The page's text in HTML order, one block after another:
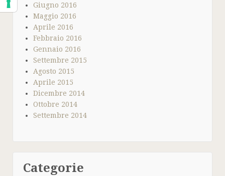
Giugno 2016
Maggio 2016
Aprile 2016
Febbraio 2016
Gennaio 2016
Settembre 2015
Agosto 2015
Aprile 2015
Dicembre 2014
Ottobre 2014
Settembre 2014
Categorie